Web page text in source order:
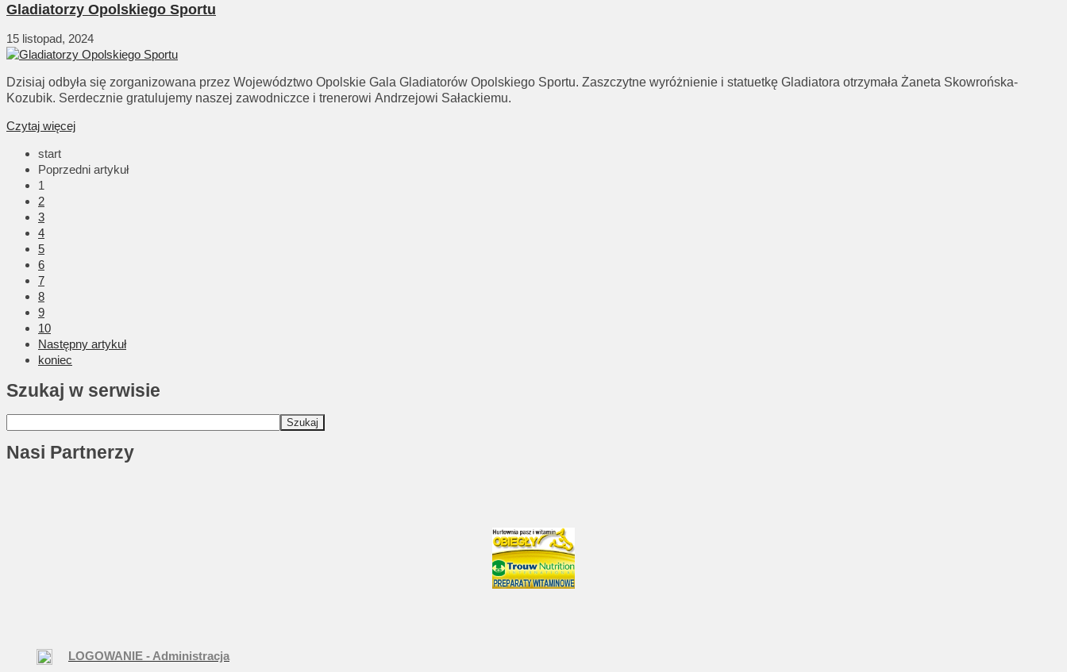
Gladiatorzy Opolskiego Sportu
15 listopad, 2024
Dzisiaj odbyła się zorganizowana przez Województwo Opolskie Gala Gladiatorów Opolskiego Sportu. Zaszczytne wyróżnienie i statuetkę Gladiatora otrzymała Żaneta Skowrońska-
Kozubik. Serdecznie gratulujemy naszej zawodniczce i trenerowi Andrzejowi Sałackiemu.
Czytaj więcej
start
Poprzedni artykuł
1
2
3
4
5
6
7
8
9
10
Następny artykuł
koniec
Szukaj w serwisie
Nasi Partnerzy
LOGOWANIE - Administracja